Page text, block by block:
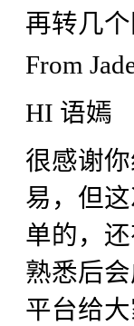
再转几个
From
HI 语嫣
很感谢
易，但
单的，
熟悉后
平台给大